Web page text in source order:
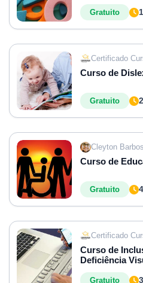
Gratuito
Certificado
Curso de
Gratuito
Cleyton
Curso de
Gratuito
Certificado
Curso de
Deficiência
Gratuito